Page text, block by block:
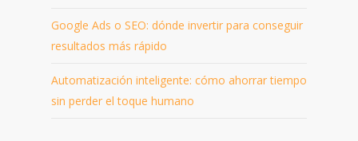
Google Ads o SEO: dónde invertir para conseguir
resultados más rápido
Automatización inteligente: cómo ahorrar tiempo
sin perder el toque humano